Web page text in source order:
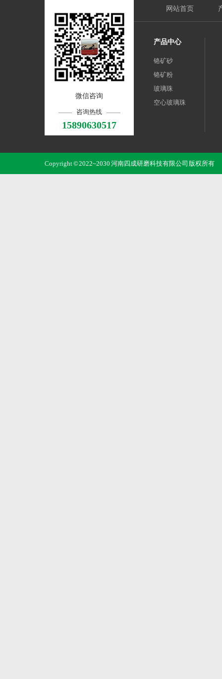
微信咨询
咨询热线
15890630517
网站首页
产品中心
铬矿砂
铬矿粉
玻璃珠
空心玻璃珠
Copyright © 2022~2030 河南四成研磨科技有限公司 版权所